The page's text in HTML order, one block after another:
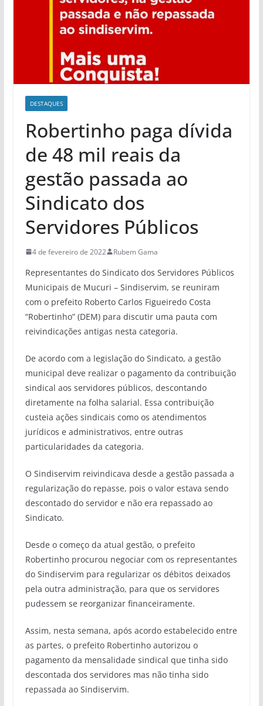
DESTAQUES
Robertinho paga dívida
de 48 mil reais da
gestão passada ao
Sindicato dos
Servidores Públicos
4 de fevereiro de 2022 Rubem Gama
Representantes do Sindicato dos Servidores Públicos
Municipais de Mucuri – Sindiservim, se reuniram
com o prefeito Roberto Carlos Figueiredo Costa
“Robertinho” (DEM) para discutir uma pauta com
reivindicações antigas nesta categoria.
De acordo com a legislação do Sindicato, a gestão
municipal deve realizar o pagamento da contribuição
sindical aos servidores públicos, descontando
diretamente na folha salarial. Essa contribuição
custeia ações sindicais como os atendimentos
jurídicos e administrativos, entre outras
particularidades da categoria.
O Sindiservim reivindicava desde a gestão passada a
regularização do repasse, pois o valor estava sendo
descontado do servidor e não era repassado ao
Sindicato.
Desde o começo da atual gestão, o prefeito
Robertinho procurou negociar com os representantes
do Sindiservim para regularizar os débitos deixados
pela outra administração, para que os servidores
pudessem se reorganizar financeiramente.
Assim, nesta semana, após acordo estabelecido entre
as partes, o prefeito Robertinho autorizou o
pagamento da mensalidade sindical que tinha sido
descontada dos servidores mas não tinha sido
repassada ao Sindiservim.